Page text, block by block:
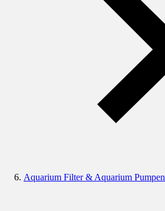
Aquarium Filter & Aquarium Pumpen